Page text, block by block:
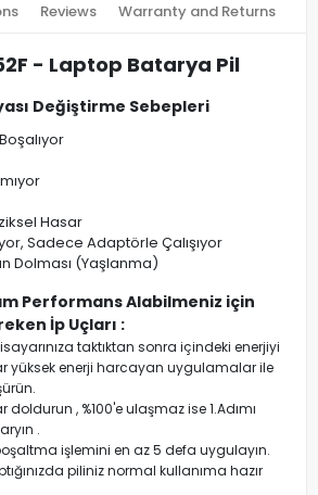
Reviews Warranty and Returns
- Laptop Batarya Pil
Değiştirme Sebepleri
Hasar
Sadece Adaptörle Çalışıyor
Dolması (Yaşlanma)
Performans Alabilmeniz için
İp Uçları :
taktıktan sonra içindeki enerjiyi
yüksek enerji harcayan uygulamalar ile
doldurun , %100'e ulaşmaz ise 1.Adımı
.
işlemini en az 5 defa uygulayın.
piliniz normal kullanıma hazır